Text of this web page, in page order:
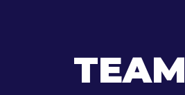
TEAM